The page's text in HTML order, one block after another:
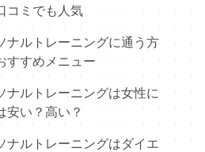
コミでも人気
ナルトレーニングに通う方
すすめメニュー
ナルトレーニングは女性に
安い？高い？
ナルトレーニングはダイエ